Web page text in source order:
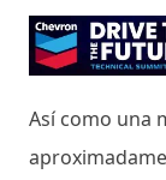
Así como una